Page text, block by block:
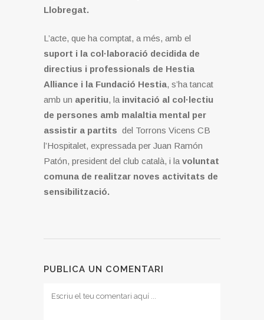
Llobregat.
L’acte, que ha comptat, a més, amb el
suport i la col·laboració decidida de
directius i professionals de Hestia
Alliance i la Fundació Hestia, s’ha tancat
amb un aperitiu, la invitació al col·lectiu
de persones amb malaltia mental per
assistir a partits del Torrons Vicens CB
l’Hospitalet, expressada per Juan Ramón
Patón, president del club català, i la voluntat
comuna de realitzar noves activitats de
sensibilització.
PUBLICA UN COMENTARI